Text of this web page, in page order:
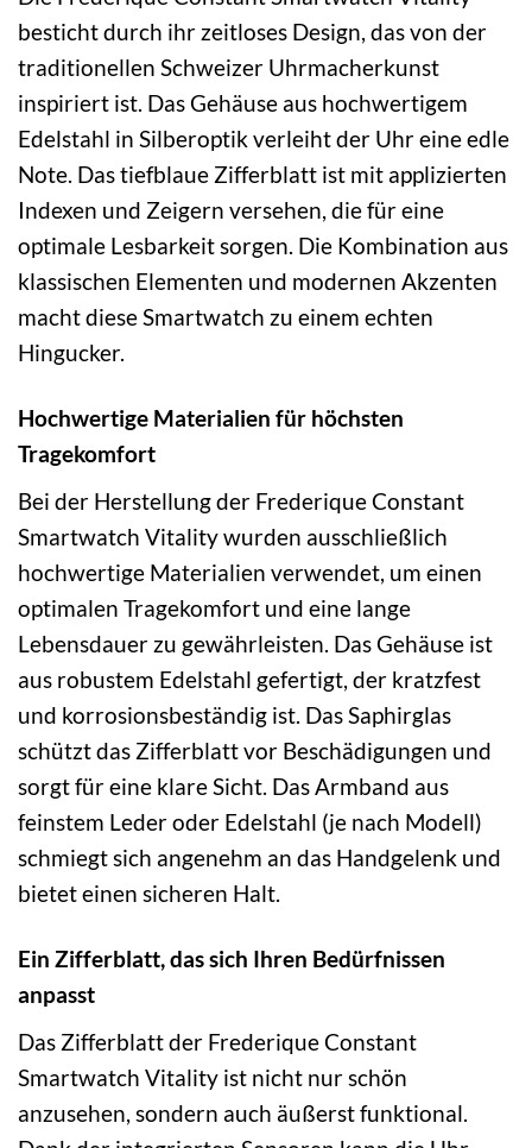
besticht durch ihr zeitloses Design, das von der
traditionellen Schweizer Uhrmacherkunst
inspiriert ist. Das Gehäuse aus hochwertigem
Edelstahl in Silberoptik verleiht der Uhr eine edle
Note. Das tiefblaue Zifferblatt ist mit applizierten
Indexen und Zeigern versehen, die für eine
optimale Lesbarkeit sorgen. Die Kombination aus
klassischen Elementen und modernen Akzenten
macht diese Smartwatch zu einem echten
Hingucker.
Hochwertige Materialien für höchsten
Tragekomfort
Bei der Herstellung der Frederique Constant
Smartwatch Vitality wurden ausschließlich
hochwertige Materialien verwendet, um einen
optimalen Tragekomfort und eine lange
Lebensdauer zu gewährleisten. Das Gehäuse ist
aus robustem Edelstahl gefertigt, der kratzfest
und korrosionsbeständig ist. Das Saphirglas
schützt das Zifferblatt vor Beschädigungen und
sorgt für eine klare Sicht. Das Armband aus
feinstem Leder oder Edelstahl (je nach Modell)
schmiegt sich angenehm an das Handgelenk und
bietet einen sicheren Halt.
Ein Zifferblatt, das sich Ihren Bedürfnissen
anpasst
Das Zifferblatt der Frederique Constant
Smartwatch Vitality ist nicht nur schön
anzusehen, sondern auch äußerst funktional.